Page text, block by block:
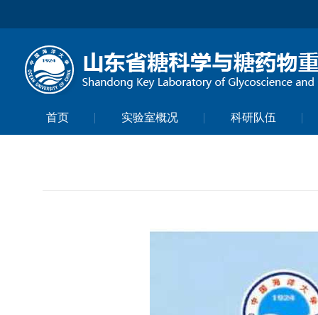
首页 实验室概况 科研队伍